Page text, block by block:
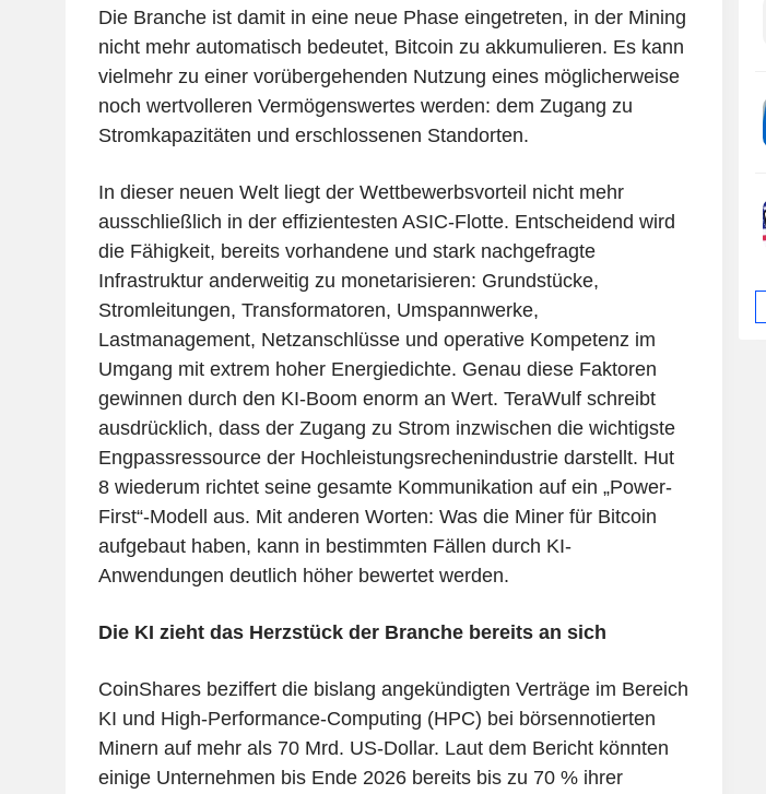
Die Branche ist damit in eine neue Phase eingetreten, in der Mining
nicht mehr automatisch bedeutet, Bitcoin zu akkumulieren. Es kann
vielmehr zu einer vorübergehenden Nutzung eines möglicherweise
noch wertvolleren Vermögenswertes werden: dem Zugang zu
Stromkapazitäten und erschlossenen Standorten.
In dieser neuen Welt liegt der Wettbewerbsvorteil nicht mehr
ausschließlich in der effizientesten ASIC-Flotte. Entscheidend wird
die Fähigkeit, bereits vorhandene und stark nachgefragte
Infrastruktur anderweitig zu monetarisieren: Grundstücke,
Stromleitungen, Transformatoren, Umspannwerke,
Lastmanagement, Netzanschlüsse und operative Kompetenz im
Umgang mit extrem hoher Energiedichte. Genau diese Faktoren
gewinnen durch den KI-Boom enorm an Wert. TeraWulf schreibt
ausdrücklich, dass der Zugang zu Strom inzwischen die wichtigste
Engpassressource der Hochleistungsrechenindustrie darstellt. Hut
8 wiederum richtet seine gesamte Kommunikation auf ein „Power-
First“-Modell aus. Mit anderen Worten: Was die Miner für Bitcoin
aufgebaut haben, kann in bestimmten Fällen durch KI-
Anwendungen deutlich höher bewertet werden.
Die KI zieht das Herzstück der Branche bereits an sich
CoinShares beziffert die bislang angekündigten Verträge im Bereich
KI und High-Performance-Computing (HPC) bei börsennotierten
Minern auf mehr als 70 Mrd. US-Dollar. Laut dem Bericht könnten
einige Unternehmen bis Ende 2026 bereits bis zu 70 % ihrer